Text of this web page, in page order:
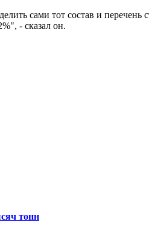
сами тот состав и перечень
- сказал он.
тонн